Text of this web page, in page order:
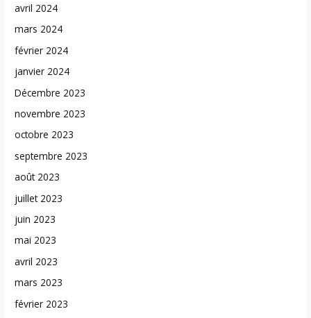
avril 2024
mars 2024
février 2024
janvier 2024
Décembre 2023
novembre 2023
octobre 2023
septembre 2023
août 2023
juillet 2023
juin 2023
mai 2023
avril 2023
mars 2023
février 2023